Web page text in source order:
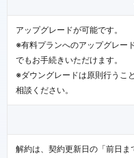
アップグレードが可能です。
※有料プランへのアップグレー
でもお手続きいただけます。
※ダウングレードは原則行うこ
相談ください。
解約は、契約更新日の「前日ま